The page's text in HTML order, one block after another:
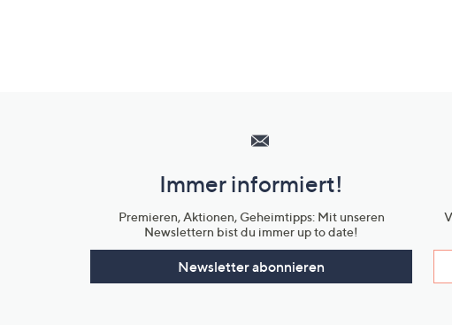
Unternehmensinformationen
Immer informiert!
Premieren, Aktionen, Geheimtipps: Mit unseren
Newslettern bist du immer up to date!
Newsletter abonnieren